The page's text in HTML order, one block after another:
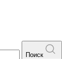
Поиск